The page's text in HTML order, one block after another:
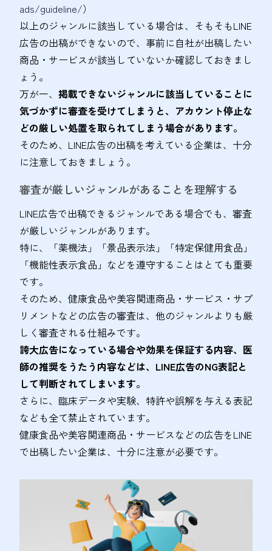
ads/guideline/）
以上のジャンルに該当している場合は、そもそもLINE
広告の出稿ができないので、事前に自社が出稿したい
商品・サービスが該当していないか確認しておきまし
ょう。
万が一、 掲載できないジャンルに該当していることに
気づかずに審査を受けてしまうと、アカウント停止な
どの厳しい処置を取られてしまう場合があります。
そのため、LINE広告の出稿を考えている企業は、十分
に注意しておきましょう​。
審査が厳しいジャンルがあることを理解する
LINE広告で出稿できるジャンルである場合でも、審査
が厳しいジャンルがあります。
特に、「薬機法」「景品表示法」「特定保健用食品」
「機能性表示食品」などを遵守することはとても重要
です。
そのため、健康食品や美容関連商品・サービス・サプ
リメントなどの広告の審査は、他のジャンルよりも厳
しく審査される仕組みです。
誇大広告になっている場合や効果を保証する内容、医
師の推奨をうたう内容などは、LINE広告のNG表記と
して判断されてしまいます。
さらに、臨床データや実験、特許や誤解を与える表記
なども全て禁止されています。
健康食品や美容関連商品・サービスなどの広告をLINE
で出稿したい企業は、十分に注意が必要です。